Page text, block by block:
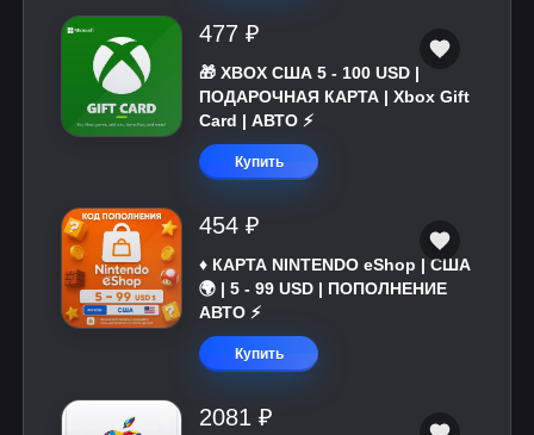
477 ₽
🎁 XBOX США 5 - 100 USD |
ПОДАРОЧНАЯ КАРТА | Xbox Gift
Card | АВТО ⚡
Купить
454 ₽
♦️ КАРТА NINTENDO eShop | США
🌍 | 5 - 99 USD | ПОПОЛНЕНИЕ
АВТО ⚡
Купить
2081 ₽